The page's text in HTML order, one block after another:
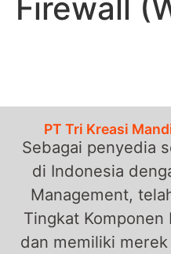
Firewall
PT Tri Kreasi
Sebagai penyedia
di Indonesia
Management,
Tingkat Komponen
dan memiliki